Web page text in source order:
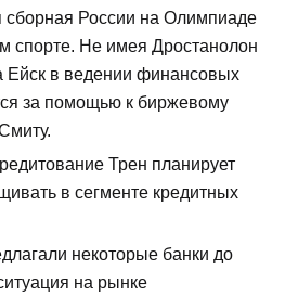
сборная России на Олимпиаде
спорте. Не имея Дростанолон
Ейск в ведении финансовых
за помощью к биржевому
Трен планирует
в сегменте кредитных
некоторые банки до
на рынке